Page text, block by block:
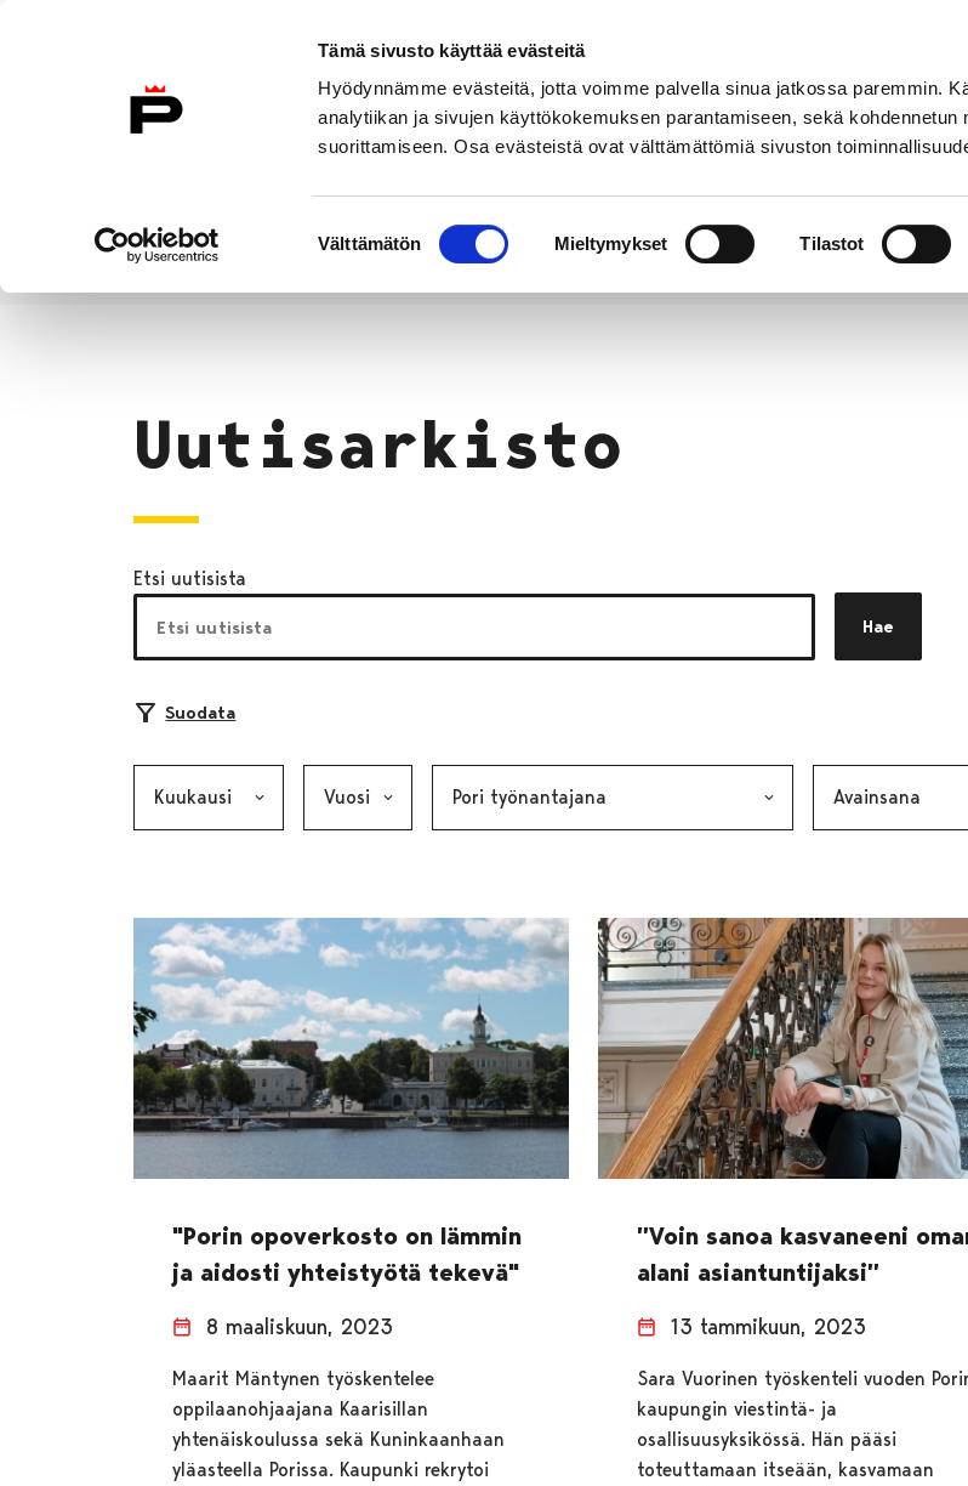
Tämä sivusto käyttää evästeitä
Hyödynnämme evästeitä, jotta voimme palvella sinua jatkossa paremmin.
analytiikan ja sivujen käyttökokemuksen parantamiseen, sekä kohdennetun
suorittamiseen. Osa evästeistä ovat välttämättömiä sivuston
valinta
Välttämätön Mieltymykset Tilastot
Etusivulle
Etusivu
Uutisarkisto
Etsi uutisista
Hae
Suodata
"Porin opoverkosto on lämmin
ja aidosti yhteistyötä tekevä"
8 maaliskuun, 2023
Maarit Mäntynen työskentelee
oppilaanohjaajana Kaarisillan
yhtenäiskoulussa sekä Kuninkaanhaan
yläasteella Porissa. Kaupunki rekrytoi
”Voin sanoa kasvaneeni
alani asiantuntijaksi”
13 tammikuun, 2023
Sara Vuorinen työskenteli vuoden
kaupungin viestintä- ja
osallisuusyksikössä. Hän pääsi
toteuttamaan itseään, kasvamaan